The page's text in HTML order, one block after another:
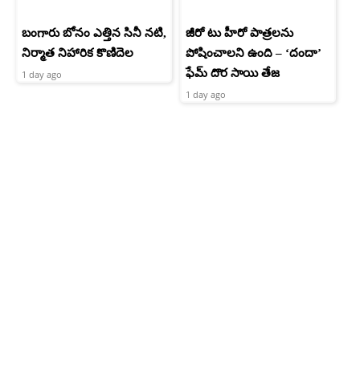
బంగారు బోనం ఎత్తిన సినీ నటి,
నిర్మాత నిహారిక కొణిదెల
1 day ago
జీరో టు హీరో పాత్రలను
పోషించాలని ఉంది – ‘దందా’
ఫేమ్ దొర సాయి తేజ
1 day ago